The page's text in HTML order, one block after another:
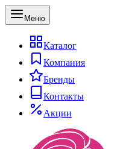
Меню
Каталог
Компания
Бренды
Контакты
Акции